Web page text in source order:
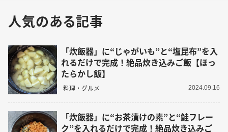
人気のある記事
「炊飯器」に“じゃがいも”と“塩昆布”を入
れるだけで完成！絶品炊き込みご飯【ほっ
たらかし飯】
料理・グルメ 2024.09.16
「炊飯器」に“お茶漬けの素”と“鮭フレー
ク”を入れるだけで完成！絶品炊き込みご